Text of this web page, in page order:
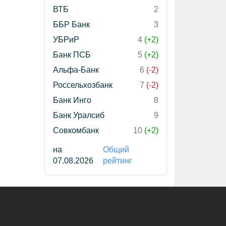
ВТБ
2
ББР Банк
3
УБРиР
4 (+2)
Банк ПСБ
5 (+2)
Альфа-Банк
6 (-2)
Россельхозбанк
7 (-2)
Банк Инго
8
Банк Уралсиб
9
Совкомбанк
10 (+2)
на
07.08.2026
Общий
рейтинг